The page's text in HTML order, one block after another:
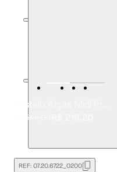
R$ 548,00
REF: 07.20.6722_0200